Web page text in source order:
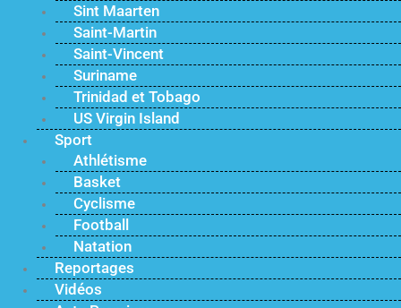
Sint Maarten
Saint-Martin
Saint-Vincent
Suriname
Trinidad et Tobago
US Virgin Island
Sport
Athlétisme
Basket
Cyclisme
Football
Natation
Reportages
Vidéos